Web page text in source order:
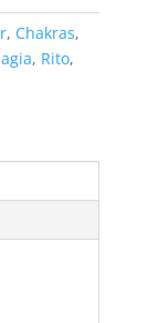
, Chakras,
, Rito,